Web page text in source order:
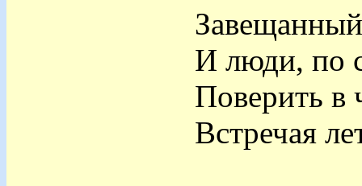
И люди, по
Поверить в
Встречая